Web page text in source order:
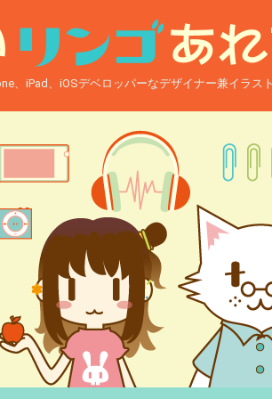
、iPad、iOSデベロッパーなデザイナー兼イラ